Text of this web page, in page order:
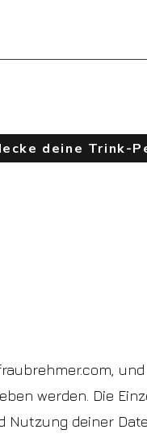
deine Trink-
, und
werden. Die
Nutzung deiner